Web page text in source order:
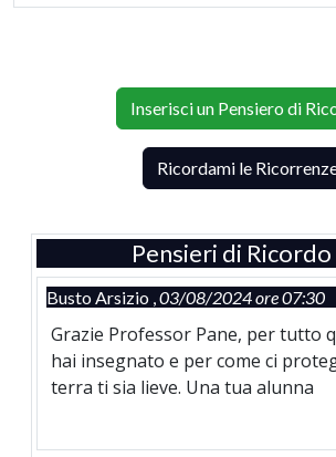
Inserisci un Pensiero di
Ricordami le
Pensieri di Ricordo
Busto Arsizio ,03/08/2024 ore 07:30
Grazie Professor Pane, per tutto
hai insegnato e per come ci
terra ti sia lieve. Una tua alunna